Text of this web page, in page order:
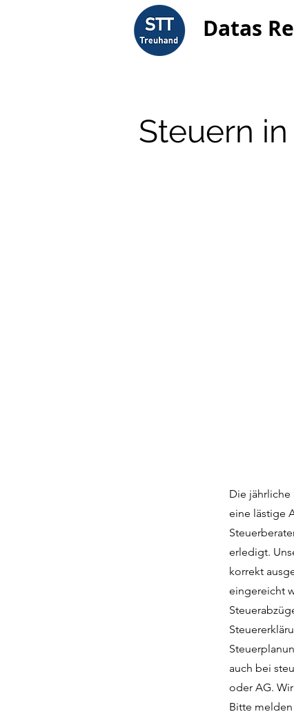
Datas
Steuern
Die jährliche
eine lästige
erledigt.
korrekt
eingereicht
auch bei
oder AG.
Bitte